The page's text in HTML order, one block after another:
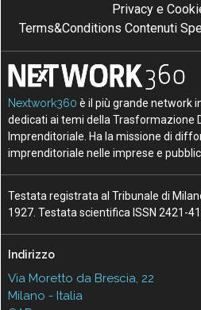
Privacy e
Terms&Conditions Contenuti
Nextwork360 è il più grande network
dedicati ai temi della Trasformazione
Imprenditoriale. Ha la missione di
imprenditoriale nelle imprese e
Testata registrata al Tribunale di
1927. Testata scientifica ISSN 2421-
Indirizzo
Via Moretto da Brescia, 22
Milano - Italia